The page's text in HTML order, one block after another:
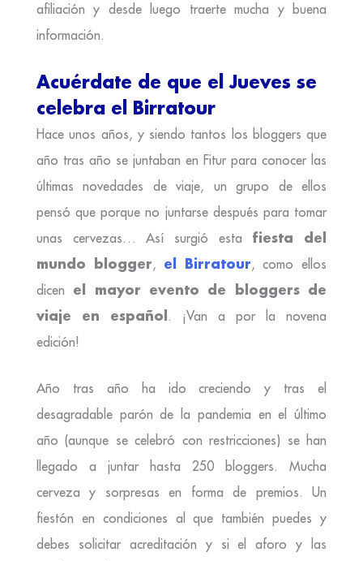
afiliación y desde luego traerte mucha y buena
información.
Acuérdate de que el Jueves se
celebra el Birratour
Hace unos años, y siendo tantos los bloggers que
año tras año se juntaban en Fitur para conocer las
últimas novedades de viaje, un grupo de ellos
pensó que porque no juntarse después para tomar
unas cervezas… Así surgió esta fiesta del
mundo blogger, el Birratour, como ellos
dicen el mayor evento de bloggers de
viaje en español. ¡Van a por la novena
edición!
Año tras año ha ido creciendo y tras el
desagradable parón de la pandemia en el último
año (aunque se celebró con restricciones) se han
llegado a juntar hasta 250 bloggers. Mucha
cerveza y sorpresas en forma de premios. Un
fiestón en condiciones al que también puedes y
debes solicitar acreditación y si el aforo y las